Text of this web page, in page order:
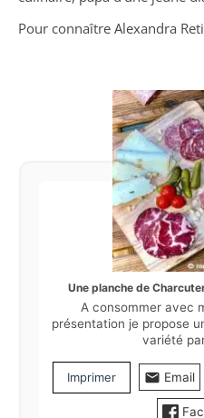
Pour connaître Alexandra
Une planche de
A consommer avec
présentation je propose
variété
Imprimer Email